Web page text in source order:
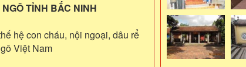
TỈNH BẮC NINH
hệ con cháu, nội ngoại, dâu rể
Việt Nam